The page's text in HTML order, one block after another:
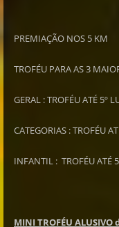
PREMIAÇÃO NOS 5 KM
TROFÉU PARA AS 3
GERAL : TROFÉU ATÉ 5º
CATEGORIAS : TROFÉU
INFANTIL : TROFÉU ATÉ
MINI TROFÉU